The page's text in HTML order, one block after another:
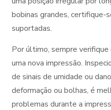
bobinas grandes, certifique-
suportadas.
Por último, sempre
uma nova impressão.
de sinais de umidade ou
deformação ou bolhas, é
problemas durante a